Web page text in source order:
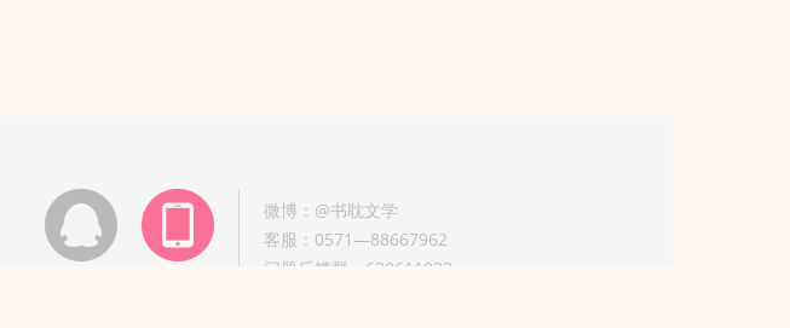
微博：@书耽文学
客服：0571—88667962
问题反馈群：630611933